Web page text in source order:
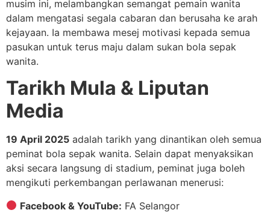
musim ini, melambangkan semangat pemain wanita
dalam mengatasi segala cabaran dan berusaha ke arah
kejayaan. Ia membawa mesej motivasi kepada semua
pasukan untuk terus maju dalam sukan bola sepak
wanita.
Tarikh Mula & Liputan
Media
19 April 2025 adalah tarikh yang dinantikan oleh semua
peminat bola sepak wanita. Selain dapat menyaksikan
aksi secara langsung di stadium, peminat juga boleh
mengikuti perkembangan perlawanan menerusi:
Facebook & YouTube: FA Selangor